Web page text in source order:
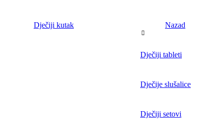
Dječiji kutak Nazad
Dječiji tableti
Dječije slušalice
Dječiji setovi